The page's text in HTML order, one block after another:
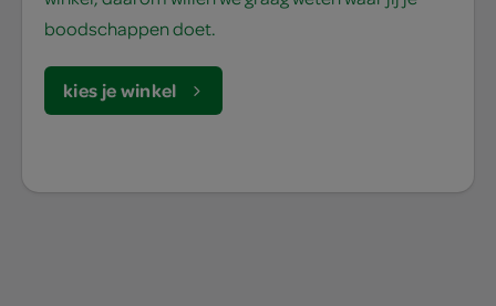
boodschappen doet.
kies je winkel